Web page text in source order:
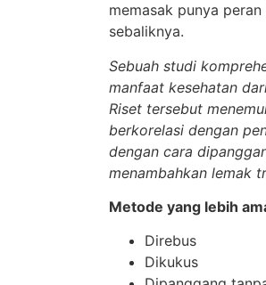
memasak punya
sebaliknya.
Sebuah studi
manfaat kesehatan
Riset tersebut
berkorelasi dengan
dengan cara
menambahkan lemak
Metode yang lebih
Direbus
Dikukus